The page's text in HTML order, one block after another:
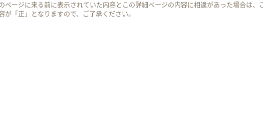
ページに来る前に表示されていた内容とこの詳細ページの内容に相違があった場合は、
が「正」となりますので、ご了承ください。